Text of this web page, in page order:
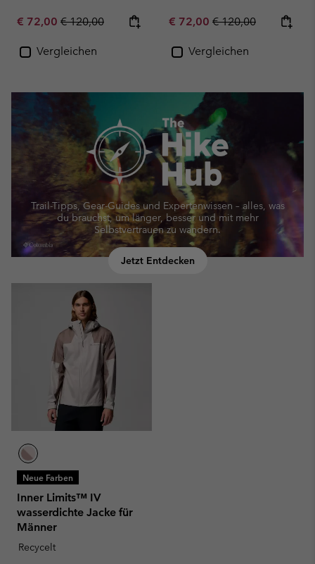
Sale price:
€ 72,00 Regular price:
€ 120,00
Vergleichen
Sale price:
€ 72,00 Regular price:
€ 120,00
Vergleichen
Trail-Tipps, Gear-Guides und Expertenwissen – alles, was
du brauchst, um länger, besser und mit mehr
Selbstvertrauen zu wandern.
Jetzt Entdecken
Neue Farben
Inner Limits™ IV
wasserdichte Jacke für
Männer
Recycelt